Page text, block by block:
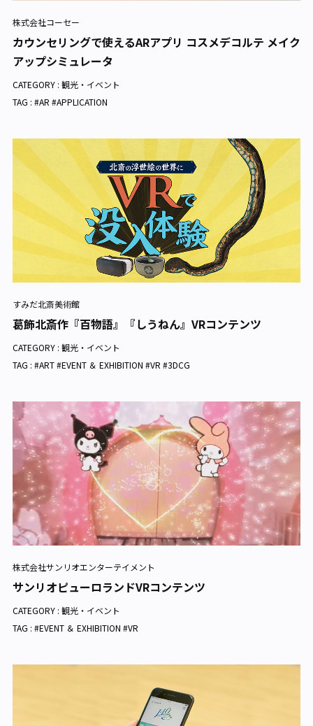
株式会社コーセー
カウンセリングで使えるARアプリ コスメデコルテ メイク
アップシミュレータ
CATEGORY : 観光・イベント
TAG : #AR #APPLICATION
すみだ北斎美術館
葛飾北斎作『百物語』『しうねん』VRコンテンツ
CATEGORY : 観光・イベント
TAG : #ART #EVENT ＆ EXHIBITION #VR #3DCG
株式会社サンリオエンターテイメント
サンリオピューロランドVRコンテンツ
CATEGORY : 観光・イベント
TAG : #EVENT ＆ EXHIBITION #VR